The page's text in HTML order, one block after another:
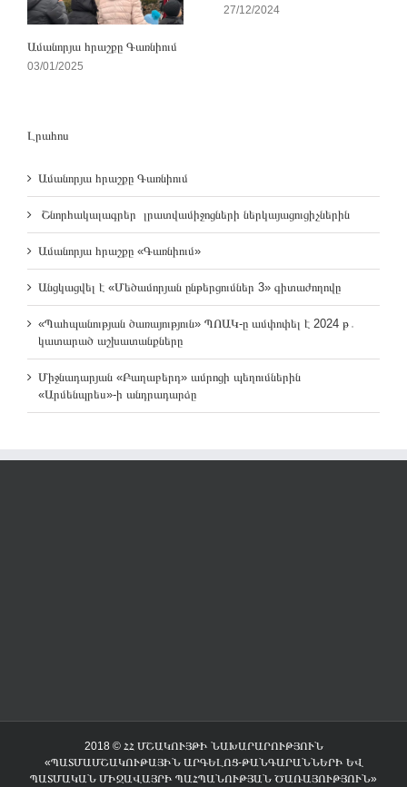
Ամանորյա հրաշքը Գառնիում
03/01/2025
27/12/2024
Լրահոս
Ամանորյա հրաշքը Գառնիում
Շնորհակալագրեր լրատվամիջոցների ներկայացուցիչներին
Ամանորյա հրաշքը «Գառնիում»
Անցկացվել է «Մեծամորյան ընթերցումներ 3» գիտաժողովը
«Պահպանության ծառայություն» ՊՈԱԿ-ը ամփոփել է 2024 թ․
կատարած աշխատանքները
Միջնադարյան «Բաղաբերդ» ամրոցի պեղումներին
«Արմենպրես»-ի անդրադարձը
2018 © ՀՀ ՄՇԱԿՈՒՅԹԻ ՆԱԽԱՐԱՐՈՒԹՅՈՒՆ
«ՊԱՏՄԱՄՇԱԿՈՒԹԱՅԻՆ ԱՐԳԵԼՈՑ-ԹԱՆԳԱՐԱՆՆԵՐԻ ԵՎ
ՊԱՏՄԱԿԱՆ ՄԻՋԱՎԱՅՐԻ ՊԱՀՊԱՆՈՒԹՅԱՆ ԾԱՌԱՅՈՒԹՅՈՒՆ»